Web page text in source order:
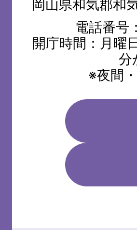
岡山県和気郡和
電話番号：
開庁時間：月曜
分
※夜間